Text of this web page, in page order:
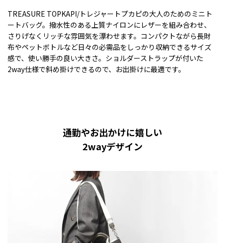
TREASURE TOPKAPI/トレジャートプカピの大人のためのミニト
ートバッグ。撥水性のある上質ナイロンにレザーを組み合わせ、
さりげなくリッチな雰囲気を漂わせます。コンパクトながら長財
布やペットボトルなど日々の必需品をしっかり収納できるサイズ
感で、使い勝手の良い大きさ。ショルダーストラップが付いた
2way仕様で斜め掛けできるので、お出掛けに最適です。
通勤やお出かけに嬉しい
2wayデザイン